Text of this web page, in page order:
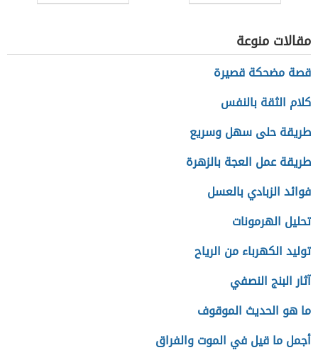
مقالات منوعة
قصة مضحكة قصيرة
كلام الثقة بالنفس
طريقة حلى سهل وسريع
طريقة عمل العجة بالزهرة
فوائد الزبادي بالعسل
تحليل الهرمونات
توليد الكهرباء من الرياح
آثار البنج النصفي
ما هو الحديث الموقوف
أجمل ما قيل في الموت والفراق